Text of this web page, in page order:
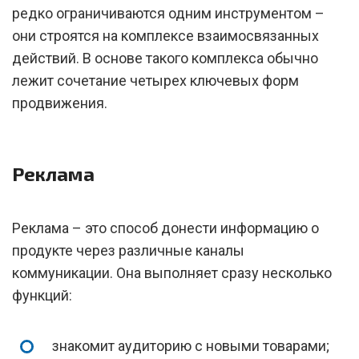
редко ограничиваются одним инструментом –
они строятся на комплексе взаимосвязанных
действий. В основе такого комплекса обычно
лежит сочетание четырех ключевых форм
продвижения.
Реклама
Реклама – это способ донести информацию о
продукте через различные каналы
коммуникации. Она выполняет сразу несколько
функций:
знакомит аудиторию с новыми товарами;